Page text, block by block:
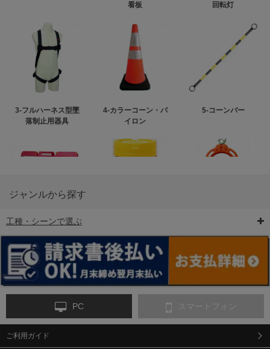
看板
回転灯
3-フルハーネス型墜
落制止用器具
4-カラーコーン・パ
イロン
5-コーンバー
6-矢印板/LED矢印板
ンス
9-点字マット・タイ
ジャンルから探す
工種・シーンで選ぶ
PC スマートフォン
ご利用ガイド